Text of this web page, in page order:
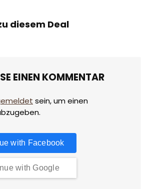
diesem Deal
EINEN KOMMENTAR
sein, um einen
with Facebook
with Google